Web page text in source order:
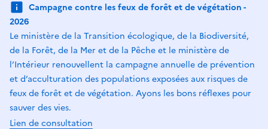
Campagne contre les feux de forêt et de végétation -
2026
Le ministère de la Transition écologique, de la Biodiversité,
de la Forêt, de la Mer et de la Pêche et le ministère de
l’Intérieur renouvellent la campagne annuelle de prévention
et d’acculturation des populations exposées aux risques de
feux de forêt et de végétation. Ayons les bons réflexes pour
sauver des vies.
Lien de consultation